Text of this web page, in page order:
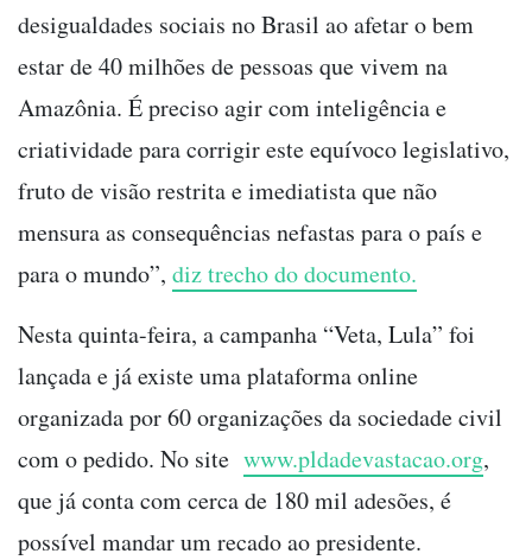
desigualdades sociais no Brasil ao afetar o bem
estar de 40 milhões de pessoas que vivem na
Amazônia. É preciso agir com inteligência e
criatividade para corrigir este equívoco legislativo,
fruto de visão restrita e imediatista que não
mensura as consequências nefastas para o país e
para o mundo”, diz trecho do documento.
Nesta quinta-feira, a campanha “Veta, Lula” foi
lançada e já existe uma plataforma online
organizada por 60 organizações da sociedade civil
com o pedido. No site www.pldadevastacao.org,
que já conta com cerca de 180 mil adesões, é
possível mandar um recado ao presidente.